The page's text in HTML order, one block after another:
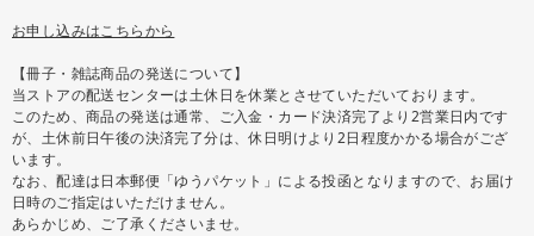
お申し込みはこちらから
【冊子・雑誌商品の発送について】
当ストアの配送センターは土休日を休業とさせていただいております。
このため、商品の発送は通常、ご入金・カード決済完了より2営業日内です
が、土休前日午後の決済完了分は、休日明けより2日程度かかる場合がござ
います。
なお、配達は日本郵便「ゆうパケット」による投函となりますので、お届け
日時のご指定はいただけません。
あらかじめ、ご了承くださいませ。